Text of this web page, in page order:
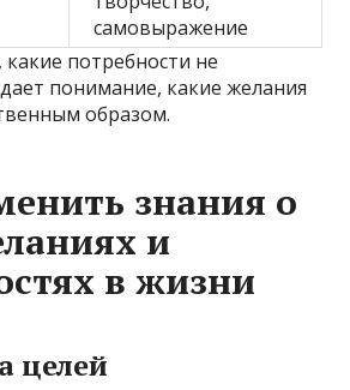
самовыражение
потребности не
понимание, какие желания
образом.
знания о
и
в жизни
целей